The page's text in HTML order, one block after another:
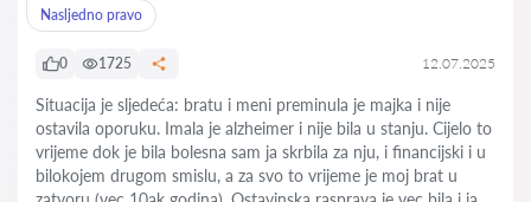
Nasljedno pravo
0 1725 12.07.2025
Situacija je sljedeća: bratu i meni preminula je majka i nije
ostavila oporuku. Imala je alzheimer i nije bila u stanju. Cijelo to
vrijeme dok je bila bolesna sam ja skrbila za nju, i financijski i u
bilokojem drugom smislu, a za svo to vrijeme je moj brat u